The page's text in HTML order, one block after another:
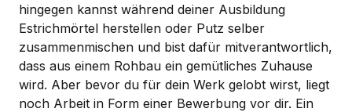
hingegen kannst während deiner Ausbildung
Estrichmörtel herstellen oder Putz selber
zusammenmischen und bist dafür mitverantwortlich,
dass aus einem Rohbau ein gemütliches Zuhause
wird. Aber bevor du für dein Werk gelobt wirst, liegt
noch Arbeit in Form einer Bewerbung vor dir. Ein